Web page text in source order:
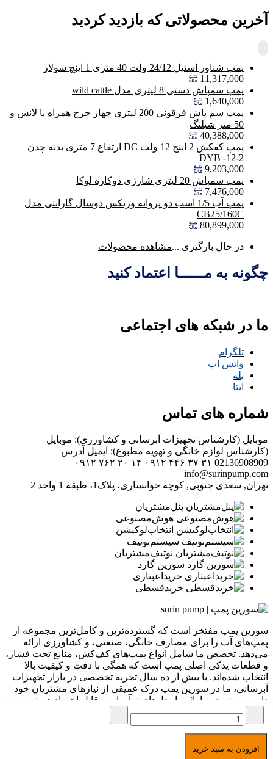
افزودن به سبد خرید
آخرین محصولاتی که بازدید کردید
پمپ شناور استیل 24/12 ولت 40 متری 1 اینچ سولار
11,317,000
پمپ سمپاش دستی 8 لیتری مدل wild cattle
1,640,000
پمپ سم پاش فرقونی 200 لیتری چهار چرخ همراه با لانس و
50 متر شیلنگ
40,388,000
پمپ کفکش 2 اینچ 12 ولت DC ارتفاع 7 متری بدنه چدن
DYB -12-2
9,203,000
پمپ سمپاش 20 لیتری شارژی دوکاره لوکا
7,476,000
پمپ آب 1/5 اسب دو پروانه ورتکس دوسال گارانتی مدل
CB25/160C
80,899,000
در حال بارگیری ...مشاهده محصولات
چگونه به مــــــا اعتماد کنید
ما در شبکه های اجتماعی
تلگرام
واتس اپ
بله
ایتا
شماره های تماس
موبایل (کارشناس تجهیزات آبرسانی و کشاورزی): موبایل
(کارشناس لوازم خانگی و تهویه مطبوع): ایمیل آدرس
02136908909 ۰۹۱۲ ۴۴۶ ۳۷ ۳۱ ۰۹۱۲ ۷۶۲ ۲۰ ۱۴
info@surinpump.com
تهران, سعدی جنوبی, کوچه خوانساری، پلاک1، طبقه 1 واحد 2
پنل‌مشتریان
هوش‌مصنوعی
انتخاب‌لوکیشن
سیستم‌نوتیف
نوتیف‌مشتریان
سورین گارد
خرید‌اعبتاری
خرید‌قسطی
سورین پمپ مفتخر است که گسترده‌ترین و کامل‌ترین مجموعه از
پمپ‌های آب را برای مصارف خانگی، صنعتی، و کشاورزی ارائه
می‌دهد. تخصص ما شامل انواع پمپ‌های کف‌کش، منابع تحت فشار،
و قطعات یدکی اصلی پمپ است که همگی با دقت و کیفیت بالا
انتخاب شده‌اند. با بیش از ده سال تجربه تخصصی در بازار تجهیزات
آبرسانی، ما در سورین پمپ درک عمیقی از نیازهای مشتریان خود
داریم و متعهد به ارائه راه‌حل‌های نوآورانه و قابل اعتماد هستیم.
برگشت به بالا
امکان خرید به صورت